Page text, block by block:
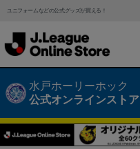
ユニフォームなどの公式グッズが買える！
水戸ホーリーホック
公式オンラインストア